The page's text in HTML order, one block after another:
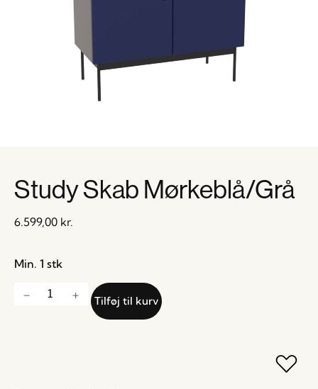
Study Skab Mørkeblå/Grå
6.599,00 kr.
Min. 1 stk
Tilføj til kurv